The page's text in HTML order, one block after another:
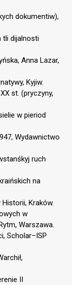
dokumentiw),
tli dijalnosti
Anna Lazar,
Kyjiw.
st. (pryczyny,
w pieriod
Wydawnictwo
ruch
na
Kraków.
w
Warszawa.
Scholar–ISP
II